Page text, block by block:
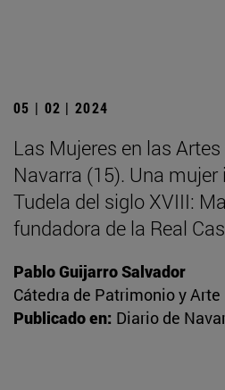
05 | 02 | 2024
Las Mujeres en las
Navarra (15). Una
Tudela del siglo XVIII:
fundadora de la Real
Pablo Guijarro Salvador
Cátedra de Patrimonio y Arte
Publicado en: Diario de